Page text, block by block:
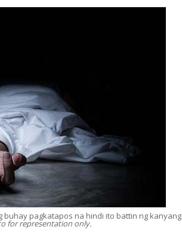
buhay pagkatapos na hindi ito battin ng kanyang
for representation only.